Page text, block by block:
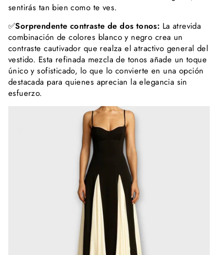
sentirás tan bien como te ves.
✅Sorprendente contraste de dos tonos: La atrevida
combinación de colores blanco y negro crea un
contraste cautivador que realza el atractivo general del
vestido. Esta refinada mezcla de tonos añade un toque
único y sofisticado, lo que lo convierte en una opción
destacada para quienes aprecian la elegancia sin
esfuerzo.